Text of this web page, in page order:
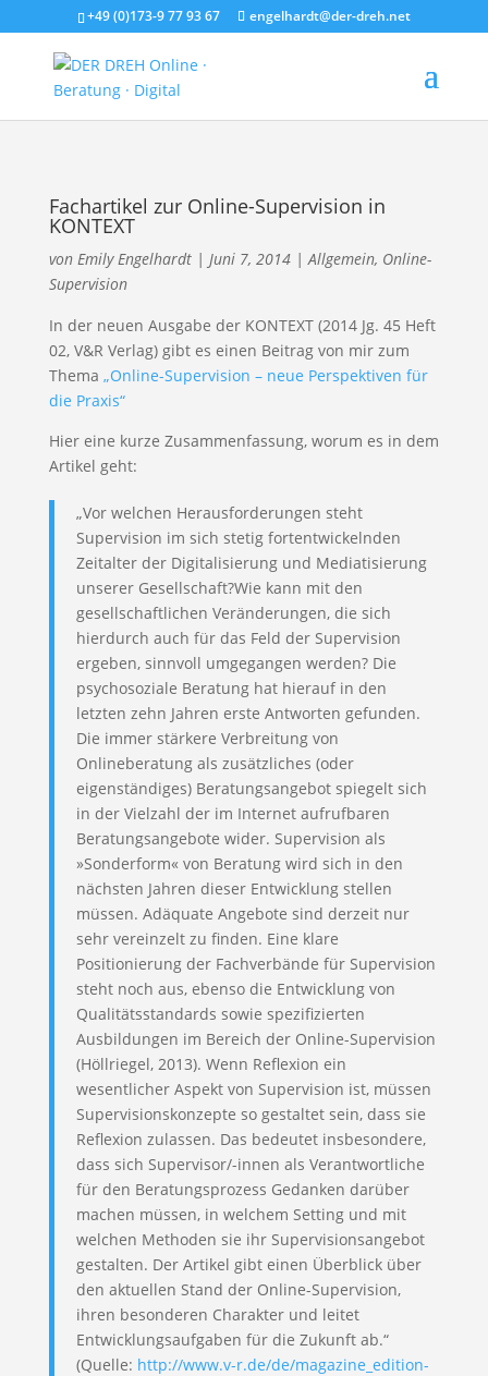
+49 (0)173-9 77 93 67 engelhardt@der-dreh.net
Fachartikel zur Online-Supervision in
KONTEXT
von Emily Engelhardt| Juni 7, 2014|Allgemein, Online-
Supervision
In der neuen Ausgabe der KONTEXT (2014 Jg. 45 Heft
02, V&R Verlag) gibt es einen Beitrag von mir zum
Thema „Online-Supervision – neue Perspektiven für
die Praxis“
Hier eine kurze Zusammenfassung, worum es in dem
Artikel geht:
„Vor welchen Herausforderungen steht
Supervision im sich stetig fortentwickelnden
Zeitalter der Digitalisierung und Mediatisierung
unserer Gesellschaft?Wie kann mit den
gesellschaftlichen Veränderungen, die sich
hierdurch auch für das Feld der Supervision
ergeben, sinnvoll umgegangen werden? Die
psychosoziale Beratung hat hierauf in den
letzten zehn Jahren erste Antworten gefunden.
Die immer stärkere Verbreitung von
Onlineberatung als zusätzliches (oder
eigenständiges) Beratungsangebot spiegelt sich
in der Vielzahl der im Internet aufrufbaren
Beratungsangebote wider. Supervision als
»Sonderform« von Beratung wird sich in den
nächsten Jahren dieser Entwicklung stellen
müssen. Adäquate Angebote sind derzeit nur
sehr vereinzelt zu finden. Eine klare
Positionierung der Fachverbände für Supervision
steht noch aus, ebenso die Entwicklung von
Qualitätsstandards sowie spezifizierten
Ausbildungen im Bereich der Online-Supervision
(Höllriegel, 2013). Wenn Reflexion ein
wesentlicher Aspekt von Supervision ist, müssen
Supervisionskonzepte so gestaltet sein, dass sie
Reflexion zulassen. Das bedeutet insbesondere,
dass sich Supervisor/-innen als Verantwortliche
für den Beratungsprozess Gedanken darüber
machen müssen, in welchem Setting und mit
welchen Methoden sie ihr Supervisionsangebot
gestalten. Der Artikel gibt einen Überblick über
den aktuellen Stand der Online-Supervision,
ihren besonderen Charakter und leitet
Entwicklungsaufgaben für die Zukunft ab.“
(Quelle: http://www.v-r.de/de/magazine_edition-